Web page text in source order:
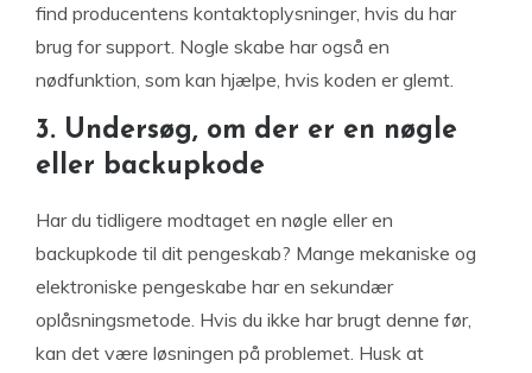
find producentens kontaktoplysninger, hvis du har
brug for support. Nogle skabe har også en
nødfunktion, som kan hjælpe, hvis koden er glemt.
3. Undersøg, om der er en nøgle
eller backupkode
Har du tidligere modtaget en nøgle eller en
backupkode til dit pengeskab? Mange mekaniske og
elektroniske pengeskabe har en sekundær
oplåsningsmetode. Hvis du ikke har brugt denne før,
kan det være løsningen på problemet. Husk at